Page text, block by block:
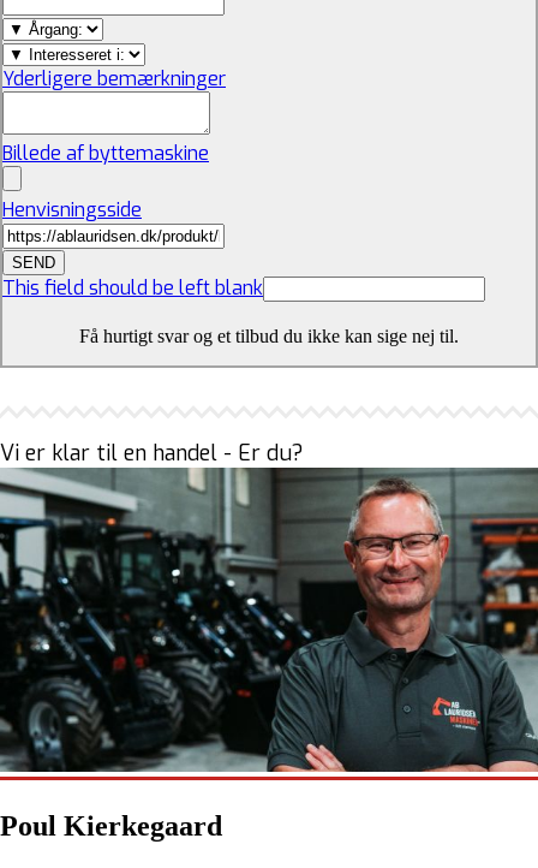
Yderligere bemærkninger
Billede af byttemaskine
Henvisningsside
SEND
This field should be left blank
Få hurtigt svar og et tilbud du ikke kan sige nej til.
Vi er klar til en handel - Er du?
Poul Kierkegaard